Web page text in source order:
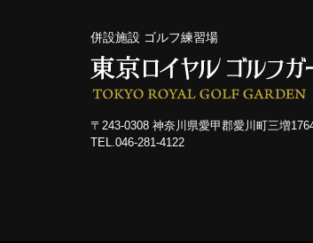
併設施設 ゴルフ練習場
〒243-0308 神奈川県愛甲郡愛川町三増
TEL.046-281-4122